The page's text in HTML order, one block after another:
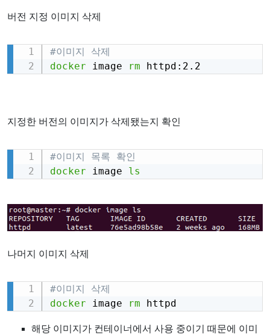
버전 지정 이미지 삭제
#이미지 삭제
docker image rm httpd:2.2
지정한 버전의 이미지가 삭제됐는지 확인
#이미지 목록 확인
docker image ls
나머지 이미지 삭제
#이미지 삭제
docker image rm httpd
해당 이미지가 컨테이너에서 사용 중이기 때문에 이미